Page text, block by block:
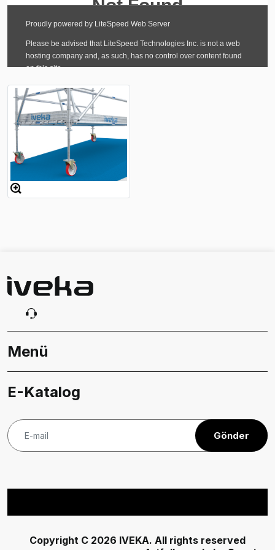
Menü
E-Katalog
Gönder
Copyright C 2026 IVEKA. All rights reserved